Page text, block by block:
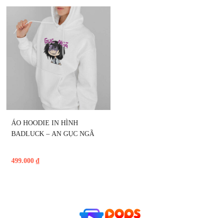
ÁO HOODIE IN HÌNH
BADLUCK – AN GỤC NGÃ
499.000 ₫